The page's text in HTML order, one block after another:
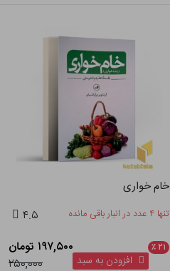
خام خواری
تنها ۴ عدد در انبار باقی مانده ۴.۵
۲۱ ٪
۱۹۷,۵۰۰ تومان
۲۵۰,۰۰۰
افزودن به سبد